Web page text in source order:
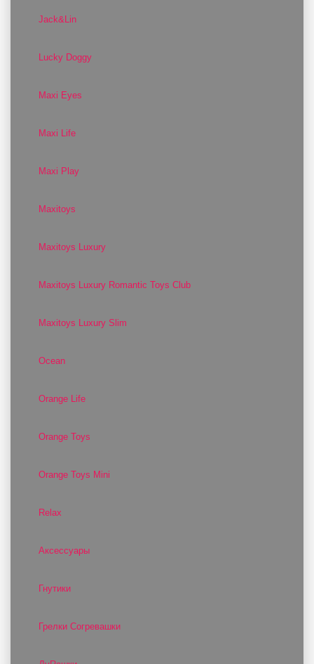
Jack&Lin
Lucky Doggy
Maxi Eyes
Maxi Life
Maxi Play
Maxitoys
Maxitoys Luxury
Maxitoys Luxury Romantic Toys Club
Maxitoys Luxury Slim
Ocean
Orange Life
Orange Toys
Orange Toys Mini
Relax
Аксессуары
Гнутики
Грелки Согревашки